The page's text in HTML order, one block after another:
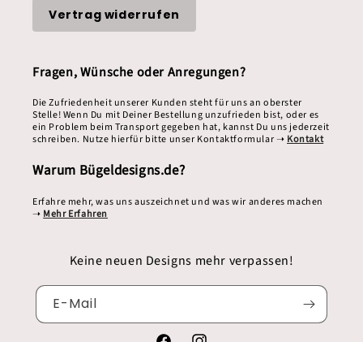
Vertrag widerrufen
Fragen, Wünsche oder Anregungen?
Die Zufriedenheit unserer Kunden steht für uns an oberster
Stelle! Wenn Du mit Deiner Bestellung unzufrieden bist, oder es
ein Problem beim Transport gegeben hat, kannst Du uns jederzeit
schreiben. Nutze hierfür bitte unser Kontaktformular ➝ Kontakt
Warum Bügeldesigns.de?
Erfahre mehr, was uns auszeichnet und was wir anderes machen
➝Mehr Erfahren
Keine neuen Designs mehr verpassen!
E-Mail